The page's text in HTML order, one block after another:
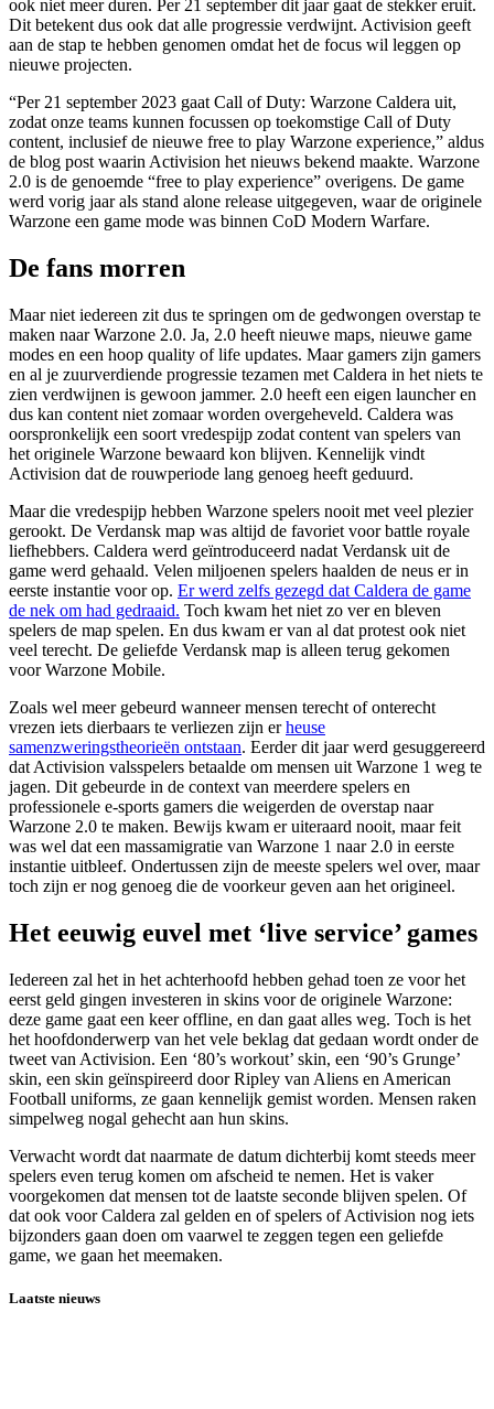
ook niet meer duren. Per 21 september dit jaar gaat de stekker eruit.
Dit betekent dus ook dat alle progressie verdwijnt. Activision geeft
aan de stap te hebben genomen omdat het de focus wil leggen op
nieuwe projecten.
“Per 21 september 2023 gaat Call of Duty: Warzone Caldera uit,
zodat onze teams kunnen focussen op toekomstige Call of Duty
content, inclusief de nieuwe free to play Warzone experience,” aldus
de blog post waarin Activision het nieuws bekend maakte. Warzone
2.0 is de genoemde “free to play experience” overigens. De game
werd vorig jaar als stand alone release uitgegeven, waar de originele
Warzone een game mode was binnen CoD Modern Warfare.
De fans morren
Maar niet iedereen zit dus te springen om de gedwongen overstap te
maken naar Warzone 2.0. Ja, 2.0 heeft nieuwe maps, nieuwe game
modes en een hoop quality of life updates. Maar gamers zijn gamers
en al je zuurverdiende progressie tezamen met Caldera in het niets te
zien verdwijnen is gewoon jammer. 2.0 heeft een eigen launcher en
dus kan content niet zomaar worden overgeheveld. Caldera was
oorspronkelijk een soort vredespijp zodat content van spelers van
het originele Warzone bewaard kon blijven. Kennelijk vindt
Activision dat de rouwperiode lang genoeg heeft geduurd.
Maar die vredespijp hebben Warzone spelers nooit met veel plezier
gerookt. De Verdansk map was altijd de favoriet voor battle royale
liefhebbers. Caldera werd geïntroduceerd nadat Verdansk uit de
game werd gehaald. Velen miljoenen spelers haalden de neus er in
eerste instantie voor op. Er werd zelfs gezegd dat Caldera de game
de nek om had gedraaid. Toch kwam het niet zo ver en bleven
spelers de map spelen. En dus kwam er van al dat protest ook niet
veel terecht. De geliefde Verdansk map is alleen terug gekomen
voor Warzone Mobile.
Zoals wel meer gebeurd wanneer mensen terecht of onterecht
vrezen iets dierbaars te verliezen zijn erheuse
samenzweringstheorieën ontstaan. Eerder dit jaar werd gesuggereerd
dat Activision valsspelers betaalde om mensen uit Warzone 1 weg te
jagen. Dit gebeurde in de context van meerdere spelers en
professionele e-sports gamers die weigerden de overstap naar
Warzone 2.0 te maken. Bewijs kwam er uiteraard nooit, maar feit
was wel dat een massamigratie van Warzone 1 naar 2.0 in eerste
instantie uitbleef. Ondertussen zijn de meeste spelers wel over, maar
toch zijn er nog genoeg die de voorkeur geven aan het origineel.
Het eeuwig euvel met ‘live service’ games
Iedereen zal het in het achterhoofd hebben gehad toen ze voor het
eerst geld gingen investeren in skins voor de originele Warzone:
deze game gaat een keer offline, en dan gaat alles weg. Toch is het
het hoofdonderwerp van het vele beklag dat gedaan wordt onder de
tweet van Activision. Een ‘80’s workout’ skin, een ‘90’s Grunge’
skin, een skin geïnspireerd door Ripley van Aliens en American
Football uniforms, ze gaan kennelijk gemist worden. Mensen raken
simpelweg nogal gehecht aan hun skins.
Verwacht wordt dat naarmate de datum dichterbij komt steeds meer
spelers even terug komen om afscheid te nemen. Het is vaker
voorgekomen dat mensen tot de laatste seconde blijven spelen. Of
dat ook voor Caldera zal gelden en of spelers of Activision nog iets
bijzonders gaan doen om vaarwel te zeggen tegen een geliefde
game, we gaan het meemaken.
Laatste nieuws